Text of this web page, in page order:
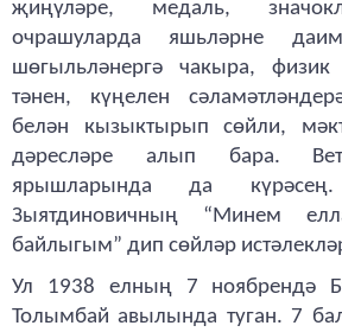
җиңүләре, медаль,
очрашуларда яшьләрне
шөгыльләнергә чакыра, физик
тәнен, күңелен
белән кызыктырып сөйли,
дәресләре алып бара.
ярышларында да
Зыятдиновичның “Минем
байлыгым” дип сөйләр
Ул 1938 елның 7 ноябрендә
Толымбай авылында туган. 7